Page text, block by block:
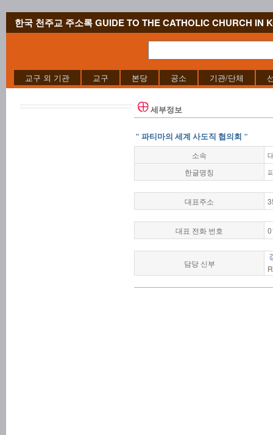
한국 천주교 주소록 GUIDE TO THE CATHOLIC CHURCH IN
교구 외 기관 교구 본당 공소 기관/단체
세부정보
" 파티마의 세계 사도직 협의회 "
소속
한글명칭
대표주소
대표 전화 번호
담당 신부